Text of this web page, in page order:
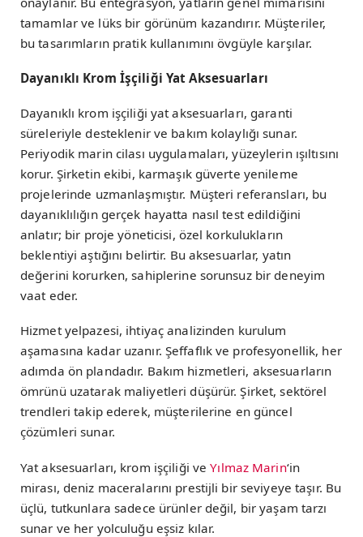
tamamlar ve lüks bir görünüm kazandırır. Müşteriler,
bu tasarımların pratik kullanımını övgüyle karşılar.
Dayanıklı Krom İşçiliği Yat Aksesuarları
Dayanıklı krom işçiliği yat aksesuarları, garanti
süreleriyle desteklenir ve bakım kolaylığı sunar.
Periyodik marin cilası uygulamaları, yüzeylerin ışıltısını
korur. Şirketin ekibi, karmaşık güverte yenileme
projelerinde uzmanlaşmıştır. Müşteri referansları, bu
dayanıklılığın gerçek hayatta nasıl test edildiğini
anlatır; bir proje yöneticisi, özel korkulukların
beklentiyi aştığını belirtir. Bu aksesuarlar, yatın
değerini korurken, sahiplerine sorunsuz bir deneyim
vaat eder.
Hizmet yelpazesi, ihtiyaç analizinden kurulum
aşamasına kadar uzanır. Şeffaflık ve profesyonellik, her
adımda ön plandadır. Bakım hizmetleri, aksesuarların
ömrünü uzatarak maliyetleri düşürür. Şirket, sektörel
trendleri takip ederek, müşterilerine en güncel
çözümleri sunar.
Yat aksesuarları, krom işçiliği veYılmaz Marin‘in
mirası, deniz maceralarını prestijli bir seviyeye taşır. Bu
üçlü, tutkunlara sadece ürünler değil, bir yaşam tarzı
sunar ve her yolculuğu eşsiz kılar.